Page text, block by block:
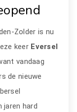
Zolder is nu
keer Eversel
vandaag
de nieuwe
jaren hard